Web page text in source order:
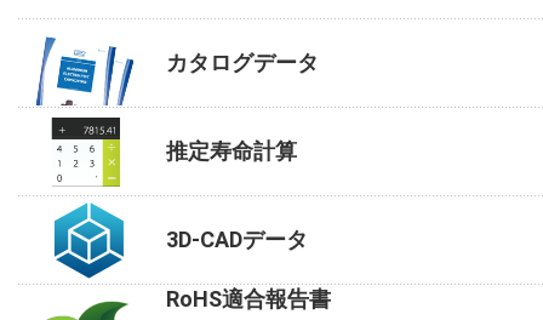
カタログデータ
推定寿命計算
3D-CADデータ
RoHS適合報告書